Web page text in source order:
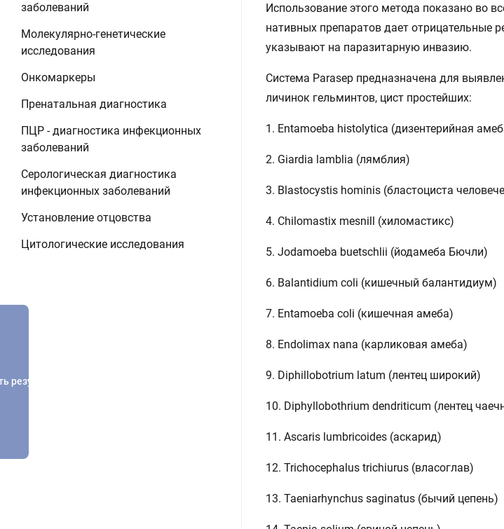
заболеваний
Молекулярно-генетические
исследования
Онкомаркеры
Пренатальная диагностика
ПЦР - диагностика инфекционных
заболеваний
Серологическая диагностика
инфекционных заболеваний
Установление отцовства
Цитологические исследования
Использование этого метода показано во
нативных препаратов дает отрицательные
указывают на паразитарную инвазию.
Система Parasep предназначена для
личинок гельминтов, цист простейших:
1. Entamoeba histolytica (дизентерийная
2. Giardia lamblia (лямблия)
3. Blastocystis hominis (бластоциста
4. Chilomastix mesnill (хиломастикс)
5. Jodamoeba buеtsсhlii (йодамеба Бючли)
6. Balantidium coli (кишечный балантидиум)
7. Entamoeba coli (кишечная амеба)
8. Endolimax nanа (карликовая амеба)
9. Diphillobotrium latum (лентец широкий)
10. Diphyllobothrium dendriticum (лентец
11. Ascaris lumbricoides (аскарид)
12. Trichocephalus trichiurus (власоглав)
13. Taeniarhynchus saginatus (бычий цепень)
результатов